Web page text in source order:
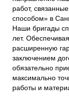
работ,
способом» в
Наши бригады
лет.
расширенную
заключением
обязательно
максимально
работы и